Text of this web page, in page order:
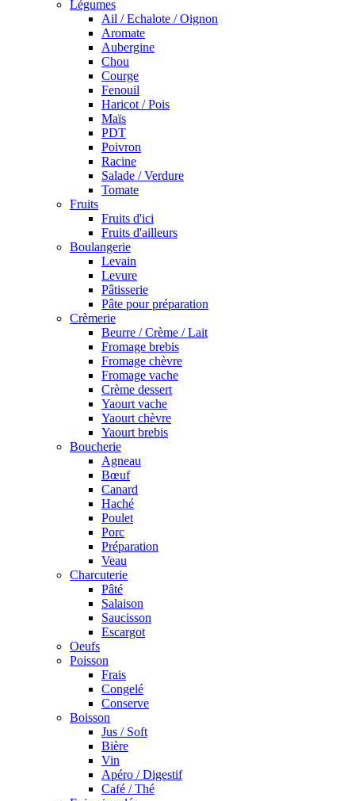
Légumes
Ail / Echalote / Oignon
Aromate
Aubergine
Chou
Courge
Fenouil
Haricot / Pois
Maïs
PDT
Poivron
Racine
Salade / Verdure
Tomate
Fruits
Fruits d'ici
Fruits d'ailleurs
Boulangerie
Levain
Levure
Pâtisserie
Pâte pour préparation
Crèmerie
Beurre / Crème / Lait
Fromage brebis
Fromage chèvre
Fromage vache
Crème dessert
Yaourt vache
Yaourt chèvre
Yaourt brebis
Boucherie
Agneau
Bœuf
Canard
Haché
Poulet
Porc
Préparation
Veau
Charcuterie
Pâté
Salaison
Saucisson
Escargot
Oeufs
Poisson
Frais
Congelé
Conserve
Boisson
Jus / Soft
Bière
Vin
Apéro / Digestif
Café / Thé